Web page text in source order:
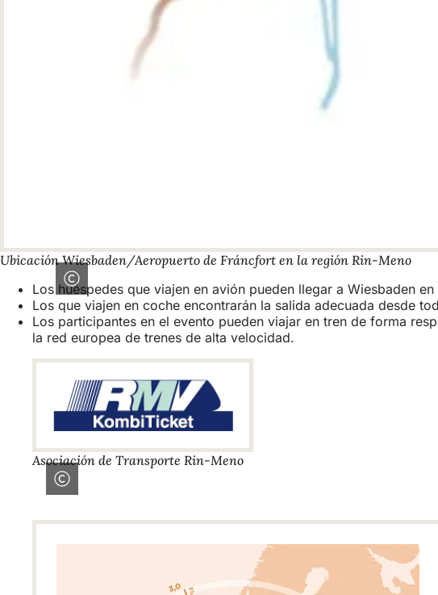
Ubicación Wiesbaden/Aeropuerto de Fráncfort en la región Rin-Meno
Los huéspedes que viajen en avión pueden llegar a Wiesbaden
Los que viajen en coche encontrarán la salida adecuada desde
Los participantes en el evento pueden viajar en tren de forma
la red europea de trenes de alta velocidad.
Asociación de Transporte Rin-Meno